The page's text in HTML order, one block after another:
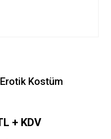
Kostüm
+ KDV